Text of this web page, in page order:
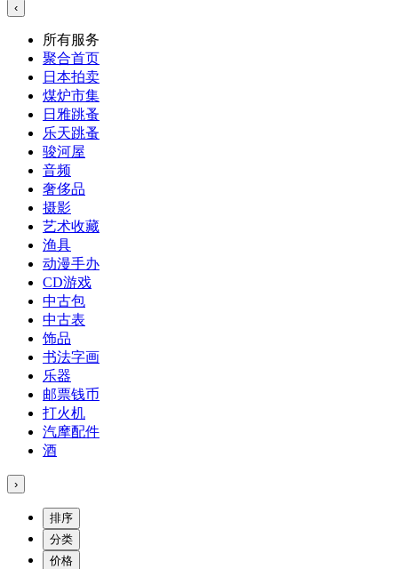
‹
所有服务
聚合首页
日本拍卖
煤炉市集
日雅跳蚤
乐天跳蚤
骏河屋
音频
奢侈品
摄影
艺术收藏
渔具
动漫手办
CD游戏
中古包
中古表
饰品
书法字画
乐器
邮票钱币
打火机
汽摩配件
酒
›
排序
分类
价格